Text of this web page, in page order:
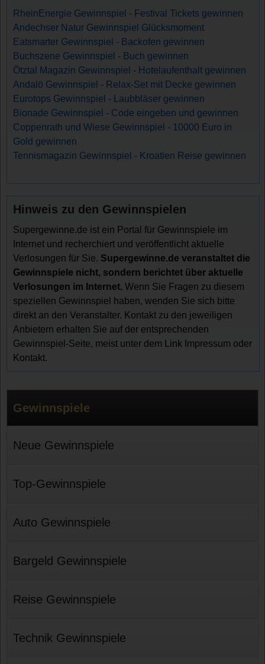
RheinEnergie Gewinnspiel - Festival Tickets gewinnen
Andechser Natur Gewinnspiel Glücksmoment
Eatsmarter Gewinnspiel - Backofen gewinnen
Buchszene Gewinnspiel - Buch gewinnen
Ötztal Magazin Gewinnspiel - Hotelaufenthalt gewinnen
Andalö Gewinnspiel - Relax-Set mit Decke gewinnen
Eurotops Gewinnspiel - Laubbläser gewinnen
Bionade Gewinnspiel - Code eingeben und gewinnen
Coppenrath und Wiese Gewinnspiel - 10000 Euro in
Gold gewinnen
Tennismagazin Gewinnspiel - Kroatien Reise gewinnen
Hinweis zu den Gewinnspielen
Supergewinne.de ist ein Portal für Gewinnspiele im
Internet und recherchiert und veröffentlicht aktuelle
Verlosungen für Sie. Supergewinne.de veranstaltet die
Gewinnspiele nicht, sondern berichtet über aktuelle
Verlosungen im Internet. Wenn Sie Fragen zu diesem
speziellen Gewinnspiel haben, wenden Sie sich bitte
direkt an den Veranstalter. Kontakt zu den jeweiligen
Anbietern erhalten Sie auf der entsprechenden
Gewinnspiel-Seite, meist unter dem Link Impressum oder
Kontakt.
Gewinnspiele
Neue Gewinnspiele
Top-Gewinnspiele
Auto Gewinnspiele
Bargeld Gewinnspiele
Reise Gewinnspiele
Technik Gewinnspiele